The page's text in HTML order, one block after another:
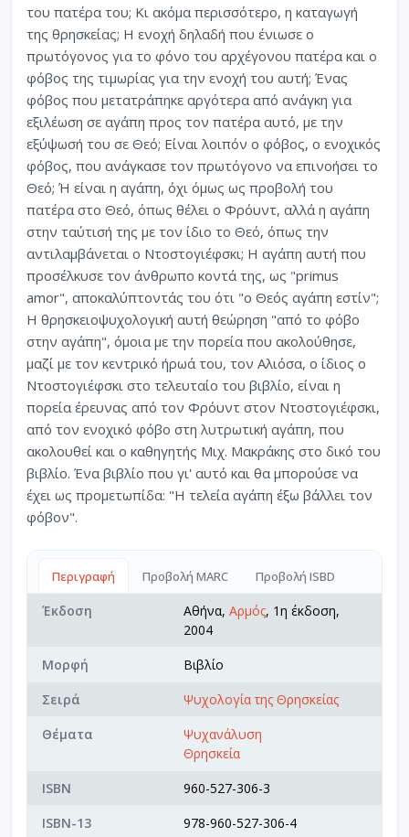
του πατέρα του; Κι ακόμα περισσότερο, η καταγωγή
της θρησκείας; Η ενοχή δηλαδή που ένιωσε ο
πρωτόγονος για το φόνο του αρχέγονου πατέρα και ο
φόβος της τιμωρίας για την ενοχή του αυτή; Ένας
φόβος που μετατράπηκε αργότερα από ανάγκη για
εξιλέωση σε αγάπη προς τον πατέρα αυτό, με την
εξύψωσή του σε Θεό; Είναι λοιπόν ο φόβος, ο ενοχικός
φόβος, που ανάγκασε τον πρωτόγονο να επινοήσει το
Θεό; Ή είναι η αγάπη, όχι όμως ως προβολή του
πατέρα στο Θεό, όπως θέλει ο Φρόυντ, αλλά η αγάπη
στην ταύτισή της με τον ίδιο το Θεό, όπως την
αντιλαμβάνεται ο Ντοστογιέφσκι; Η αγάπη αυτή που
προσέλκυσε τον άνθρωπο κοντά της, ως "primus
amor", αποκαλύπτοντάς του ότι "ο Θεός αγάπη εστίν";
Η θρησκειοψυχολογική αυτή θεώρηση "από το φόβο
στην αγάπη", όμοια με την πορεία που ακολούθησε,
μαζί με τον κεντρικό ήρωά του, τον Αλιόσα, ο ίδιος ο
Ντοστογιέφσκι στο τελευταίο του βιβλίο, είναι η
πορεία έρευνας από τον Φρόυντ στον Ντοστογιέφσκι,
από τον ενοχικό φόβο στη λυτρωτική αγάπη, που
ακολουθεί και ο καθηγητής Μιχ. Μακράκης στο δικό του
βιβλίο. Ένα βιβλίο που γι' αυτό και θα μπορούσε να
έχει ως προμετωπίδα: "Η τελεία αγάπη έξω βάλλει τον
φόβον".
Περιγραφή Προβολή MARC Προβολή ISBD
Έκδοση Αθήνα, Αρμός, 1η έκδοση,
2004
Μορφή
Βιβλίο
Σειρά
Ψυχολογία της Θρησκείας
Θέματα
Ψυχανάλυση
Θρησκεία
ISBN
960-527-306-3
ISBN-13
978-960-527-306-4